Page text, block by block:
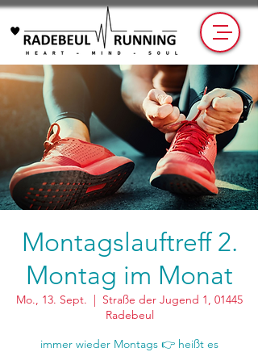
Montagslauftreff 2.
Montag im Monat
Mo., 13. Sept.
  |
Straße der Jugend 1, 01445
Radebeul
immer wieder Montags 👉 heißt es